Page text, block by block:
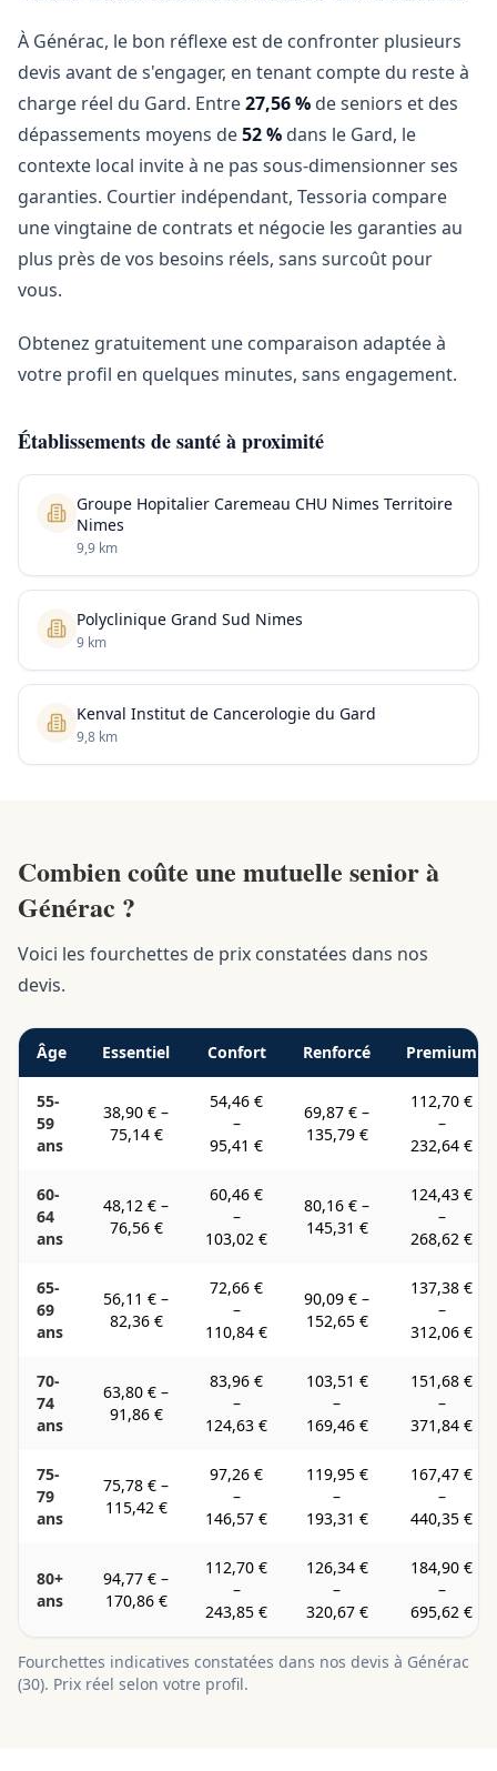
À Générac, le bon réflexe est de confronter plusieurs
devis avant de s'engager, en tenant compte du reste à
charge réel du Gard. Entre27,56 % de seniors et des
dépassements moyens de52 % dans le Gard, le
contexte local invite à ne pas sous-dimensionner ses
garanties. Courtier indépendant, Tessoria compare
une vingtaine de contrats et négocie les garanties au
plus près de vos besoins réels, sans surcoût pour
vous.
Obtenez gratuitement une comparaison adaptée à
votre profil en quelques minutes, sans engagement.
Établissements de santé à proximité
Groupe Hopitalier Caremeau CHU Nimes Territoire
Nimes
9,9 km
Polyclinique Grand Sud Nimes
9 km
Kenval Institut de Cancerologie du Gard
9,8 km
Combien coûte une mutuelle senior à
Générac ?
Voici les fourchettes de prix constatées dans nos
devis.
Âge Essentiel Confort Renforcé Premium
55-
59
ans
38,90 € –
75,14 €
54,46 €
–
95,41 €
69,87 € –
135,79 €
112,70 €
–
232,64 €
60-
64
ans
48,12 € –
76,56 €
60,46 €
–
103,02 €
80,16 € –
145,31 €
124,43 €
–
268,62 €
65-
69
ans
56,11 € –
82,36 €
72,66 €
–
110,84 €
90,09 € –
152,65 €
137,38 €
–
312,06 €
70-
74
ans
63,80 € –
91,86 €
83,96 €
–
124,63 €
103,51 €
–
169,46 €
151,68 €
–
371,84 €
75-
79
ans
75,78 € –
115,42 €
97,26 €
–
146,57 €
119,95 €
–
193,31 €
167,47 €
–
440,35 €
80+
ans
94,77 € –
170,86 €
112,70 €
–
243,85 €
126,34 €
–
320,67 €
184,90 €
–
695,62 €
Fourchettes indicatives constatées dans nos devis à Générac
(30). Prix réel selon votre profil.